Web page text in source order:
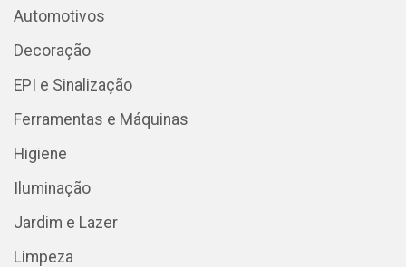
Automotivos
Decoração
EPI e Sinalização
Ferramentas e Máquinas
Higiene
Iluminação
Jardim e Lazer
Limpeza